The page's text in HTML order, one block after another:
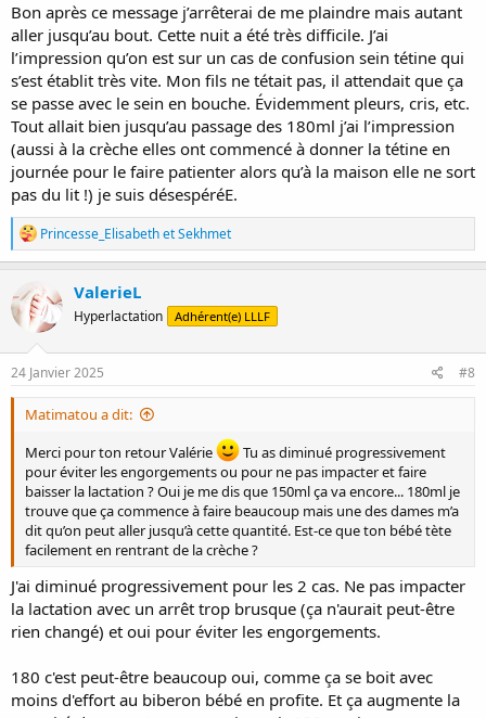
Bon après ce message j’arrêterai de me plaindre mais autant
aller jusqu’au bout. Cette nuit a été très difficile. J’ai
l’impression qu’on est sur un cas de confusion sein tétine qui
s’est établit très vite. Mon fils ne tétait pas, il attendait que ça
se passe avec le sein en bouche. Évidemment pleurs, cris, etc.
Tout allait bien jusqu’au passage des 180ml j’ai l’impression
(aussi à la crèche elles ont commencé à donner la tétine en
journée pour le faire patienter alors qu’à la maison elle ne sort
pas du lit !) je suis désespéréE.
R
é
a
t
i
o
n
s
Princesse_ElisabethetSekhmet
ValerieL
Hyperlactation Adhérent(e) LLLF
24 Janvier 2025 #8
Matimatou a dit:
Merci pour ton retour Valérie
Tu as diminué progressivement
pour éviter les engorgements ou pour ne pas impacter et faire
baisser la lactation ? Oui je me dis que 150ml ça va encore... 180ml je
trouve que ça commence à faire beaucoup mais une des dames m’a
dit qu’on peut aller jusqu’à cette quantité. Est-ce que ton bébé tète
facilement en rentrant de la crèche ?
J'ai diminué progressivement pour les 2 cas. Ne pas impacter
la lactation avec un arrêt trop brusque (ça n'aurait peut-être
rien changé) et oui pour éviter les engorgements.
180 c'est peut-être beaucoup oui, comme ça se boit avec
moins d'effort au biberon bébé en profite. Et ça augmente la